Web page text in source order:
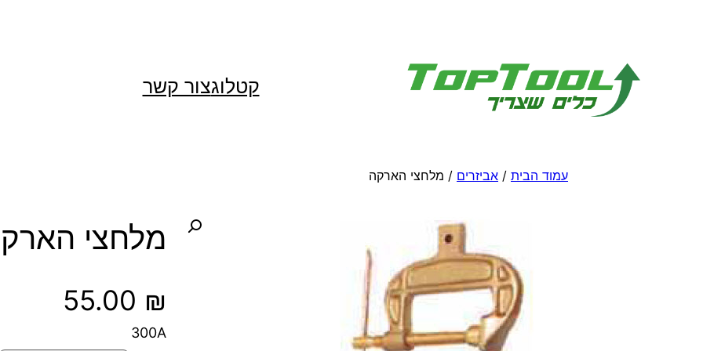
קטלוגצור קשר
עמוד הבית / אביזרים / מלחצי הארקה
מלחצי
55.00 ₪
300A